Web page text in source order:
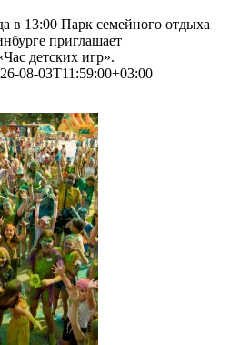
в 13:00 Парк семейного отдыха
приглашает
детских игр».
08-03T11:59:00+03:00